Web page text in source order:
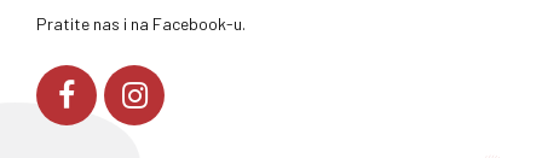
Pratite nas i na Facebook-u.